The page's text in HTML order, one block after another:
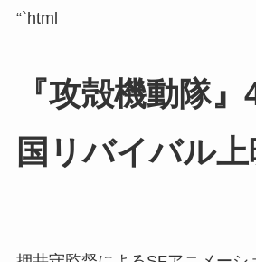
“`html
『攻殻機動隊
国リバイバル